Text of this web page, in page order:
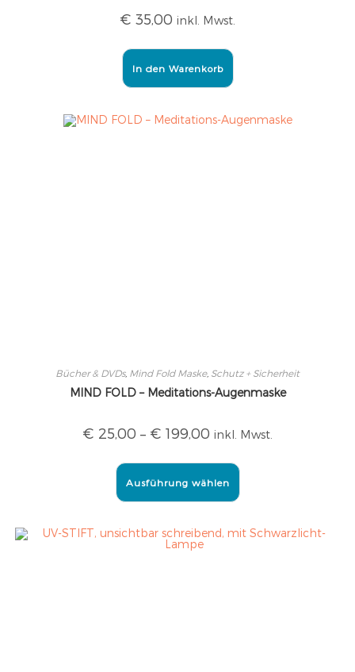
€ 35,00 inkl. Mwst.
In den Warenkorb
Bücher & DVDs, Mind Fold Maske, Schutz + Sicherheit
MIND FOLD – Meditations-Augenmaske
€ 25,00 – € 199,00 inkl. Mwst.
Ausführung wählen